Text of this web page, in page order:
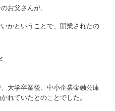
お父さんが、
かということで、開業されたの
大学卒業後、中小企業金融公庫
れていたとのことでした。